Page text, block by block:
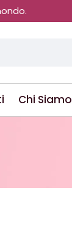
Chi Siamo